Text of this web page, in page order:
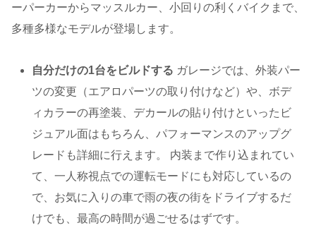
ーパーカーからマッスルカー、小回りの利くバイクまで、
多種多様なモデルが登場します。
自分だけの1台をビルドする ガレージでは、外装パー
ツの変更（エアロパーツの取り付けなど）や、ボデ
ィカラーの再塗装、デカールの貼り付けといったビ
ジュアル面はもちろん、パフォーマンスのアップグ
レードも詳細に行えます。 内装まで作り込まれてい
て、一人称視点での運転モードにも対応しているの
で、お気に入りの車で雨の夜の街をドライブするだ
けでも、最高の時間が過ごせるはずです。